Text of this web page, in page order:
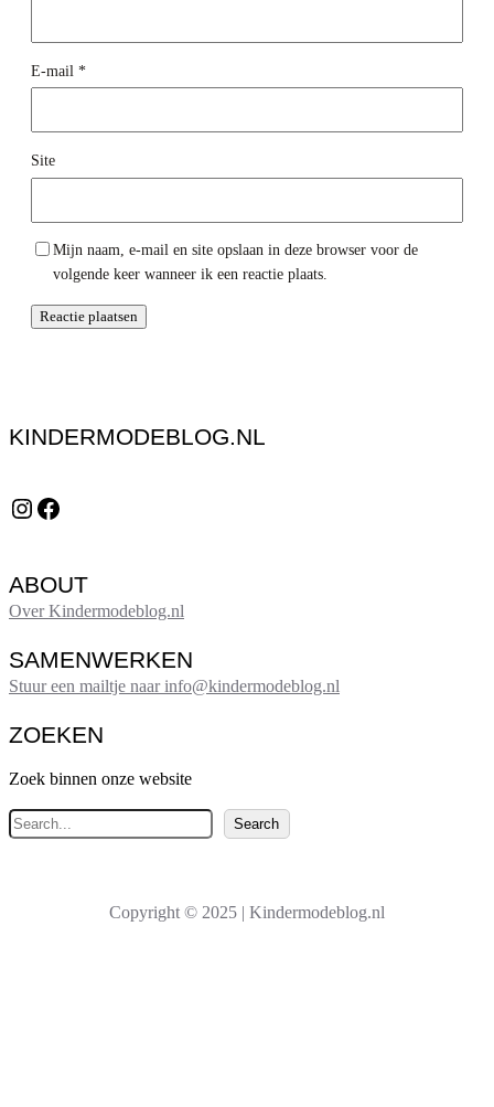
E-mail *
Site
Mijn naam, e-mail en site opslaan in deze browser voor de
volgende keer wanneer ik een reactie plaats.
KINDERMODEBLOG.NL
Instagram Facebook
ABOUT
Over Kindermodeblog.nl
SAMENWERKEN
Stuur een mailtje naar info@kindermodeblog.nl
ZOEKEN
Zoek binnen onze website
Z
o
e
Search
Copyright © 2025 | Kindermodeblog.nl